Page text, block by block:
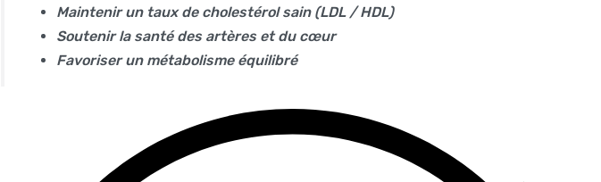
Maintenir un taux de cholestérol sain (LDL / HDL)
Soutenir la santé des artères et du cœur
Favoriser un métabolisme équilibré